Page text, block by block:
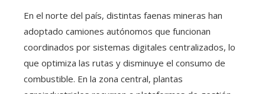
En el norte del país, distintas faenas mineras han
adoptado camiones autónomos que funcionan
coordinados por sistemas digitales centralizados, lo
que optimiza las rutas y disminuye el consumo de
combustible. En la zona central, plantas